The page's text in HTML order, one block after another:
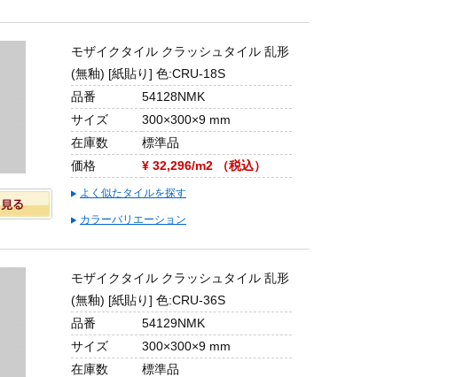
モザイクタイル クラッシュタイル 乱形
(無釉) [紙貼り] 色:CRU-18S
品番
54128NMK
サイズ
300×300×9 mm
在庫数
標準品
価格
¥ 32,296/m2 （税込）
よく似たタイルを探す
カラーバリエーション
モザイクタイル クラッシュタイル 乱形
(無釉) [紙貼り] 色:CRU-36S
品番
54129NMK
サイズ
300×300×9 mm
在庫数
標準品